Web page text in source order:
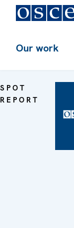
Our work
SPOT
REPORT